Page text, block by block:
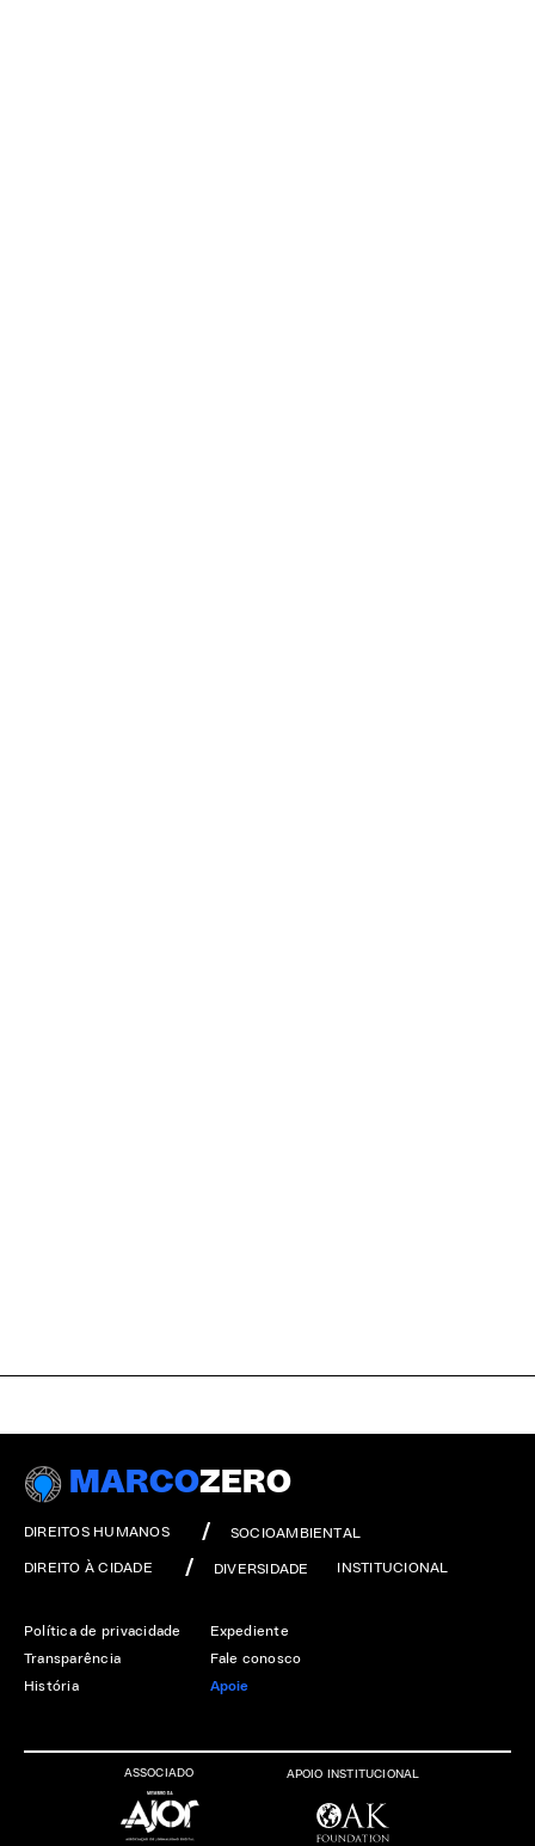
MARCOZERO
DIREITOS HUMANOS SOCIOAMBIENTAL
DIREITO À CIDADE DIVERSIDADE INSTITUCIONAL
Política de privacidade
Transparência
História
Expediente
Fale conosco
Apoie
ASSOCIADO APOIO INSTITUCIONAL